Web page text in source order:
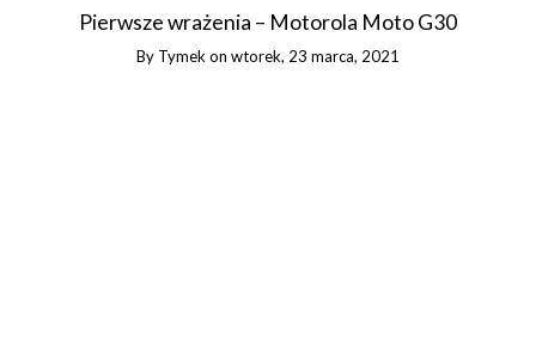
Pierwsze wrażenia – Motorola Moto G30
By Tymek on wtorek, 23 marca, 2021